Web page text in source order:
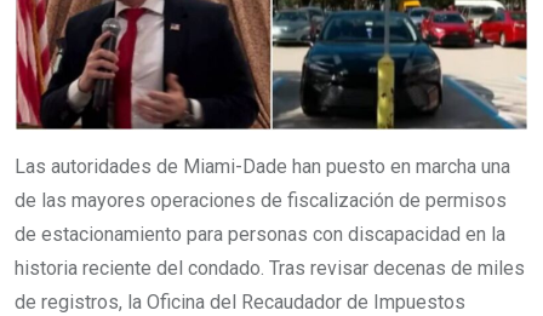
Las autoridades de Miami-Dade han puesto en marcha una
de las mayores operaciones de fiscalización de permisos
de estacionamiento para personas con discapacidad en la
historia reciente del condado. Tras revisar decenas de miles
de registros, la Oficina del Recaudador de Impuestos